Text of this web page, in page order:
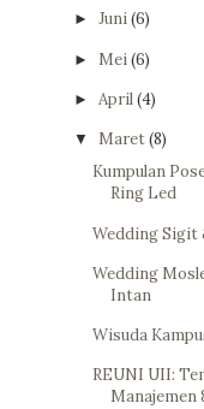
► Juni(6)
► Mei(6)
► April(4)
▼ Maret(8)
Kumpulan
Ring Led
Wedding Sigit
Wedding
Intan
Wisuda
REUNI UII:
Manajemen